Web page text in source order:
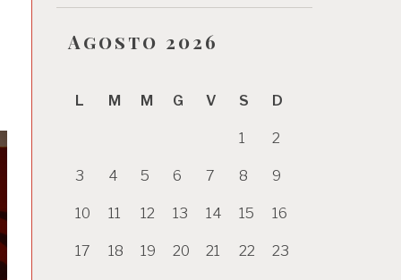
Agosto 2026
L M M G V S D
1 2
3 4 5 6 7 8 9
10 11 12 13 14 15 16
17 18 19 20 21 22 23